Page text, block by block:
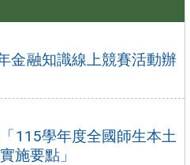
金融知識線上競賽活動辦
115學年度全國師生本土
施要點」